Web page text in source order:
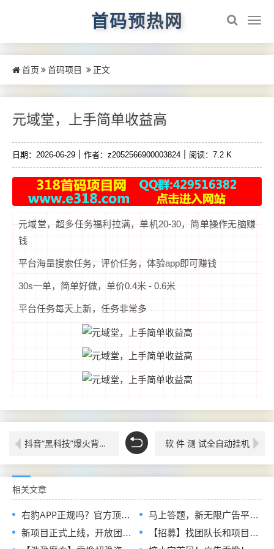
首码预热网
首页 首码项目 正文
元域堂，上手简单收益高
日期：2026-06-29 作者：z2052566900003824 阅读：7.2 K
元域堂，超多任务福利拉满，单机20-30，简单操作无脑赚
钱
平台海量搜索任务，评价任务，体验app即可赚钱
30s一单，简单好做，单价0.4米 - 0.6米
平台任务每天上新，任务非常多
抖音“黑科技”爆火背后：普通人逆袭的流量密码，挂铁涨粉丝软件，你真的懂吗？ 软 件 测 试全自动挂机
相关文章
右豹APP正规吗？官方顶配邀请码是多少？短剧小说漫剧网盘推广副业怎么做
马上答题，新无限广告平台全网首发，官方一手直招顶级代理，待遇拉满
新项目正式上线，开放团队长入驻通道，首批扶持政策全面释放
【招募】找团队长和项目方，发单接单一起搞钱